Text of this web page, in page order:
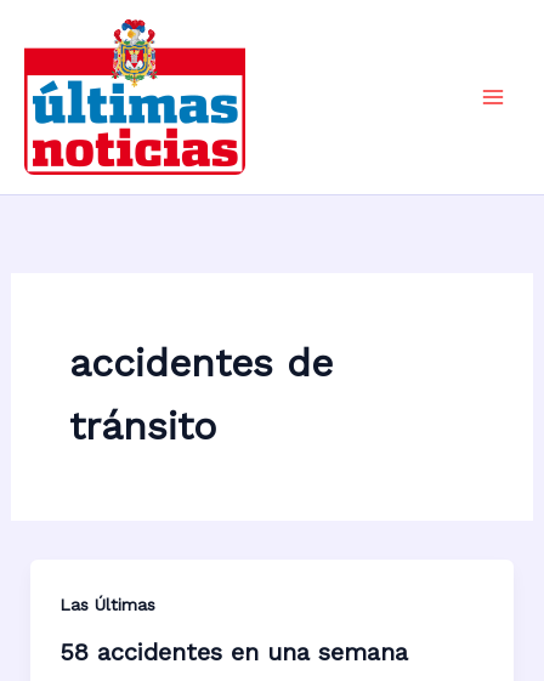
contenido
accidentes de
tránsito
Las Últimas
58 accidentes en una semana